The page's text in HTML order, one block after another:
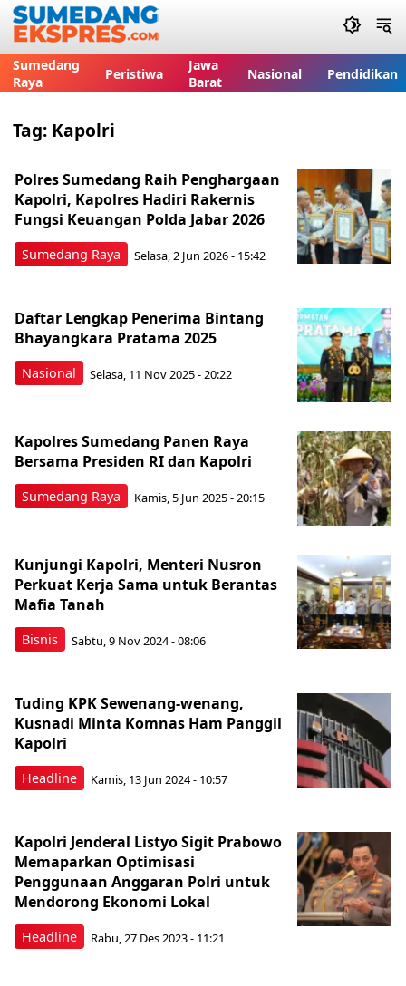
Sumedang
Raya
Peristiwa
Jawa
Barat
Nasional Pendidikan
Tag: Kapolri
Sumedang Raya
Polres Sumedang Raih Penghargaan
Kapolri, Kapolres Hadiri Rakernis
Fungsi Keuangan Polda Jabar 2026
Selasa, 2 Jun 2026 - 15:42
Nasional
Daftar Lengkap Penerima Bintang
Bhayangkara Pratama 2025
Selasa, 11 Nov 2025 - 20:22
Sumedang Raya
Kapolres Sumedang Panen Raya
Bersama Presiden RI dan Kapolri
Kamis, 5 Jun 2025 - 20:15
Bisnis
Kunjungi Kapolri, Menteri Nusron
Perkuat Kerja Sama untuk Berantas
Mafia Tanah
Sabtu, 9 Nov 2024 - 08:06
Headline
Tuding KPK Sewenang-wenang,
Kusnadi Minta Komnas Ham Panggil
Kapolri
Kamis, 13 Jun 2024 - 10:57
Headline
Kapolri Jenderal Listyo Sigit Prabowo
Memaparkan Optimisasi
Penggunaan Anggaran Polri untuk
Mendorong Ekonomi Lokal
Rabu, 27 Des 2023 - 11:21